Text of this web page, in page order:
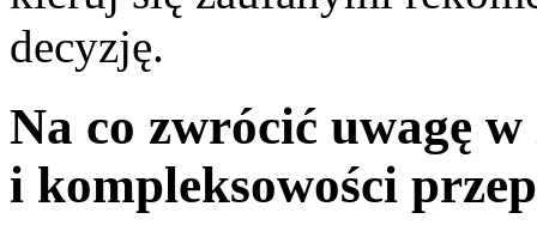
decyzję.
Na co zwrócić uwagę
i kompleksowości